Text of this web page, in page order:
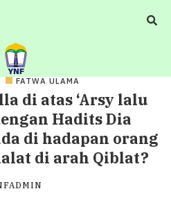
FATWA ULAMA
di atas ‘Arsy lalu
Hadits Dia
di hadapan orang
di arah Qiblat?